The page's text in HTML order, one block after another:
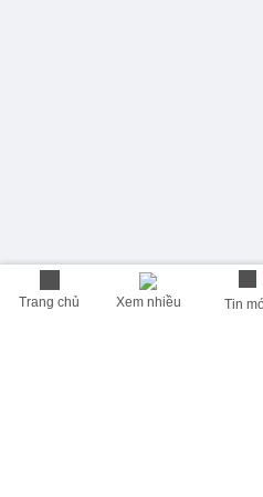
Trang chủ Xem nhiều Tin